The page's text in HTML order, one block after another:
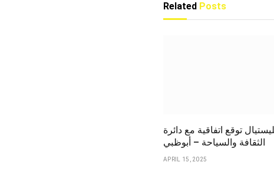
Related Posts
توقع اتفاقية مع دائرة
الثقافة والسياحة – أبوظبي
APRIL 15, 2025